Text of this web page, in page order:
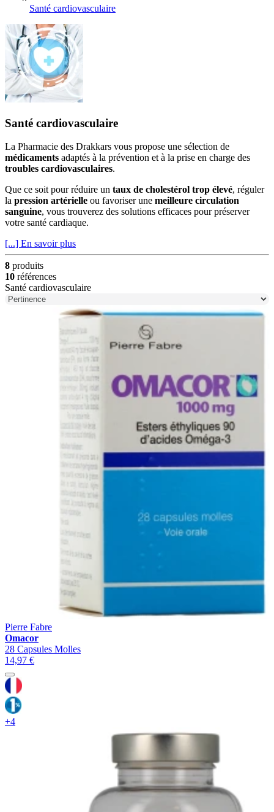
Santé cardiovasculaire
Santé cardiovasculaire
La Pharmacie des Drakkars vous propose une sélection de
médicaments adaptés à la prévention et à la prise en charge des
troubles cardiovasculaires.
Que ce soit pour réduire un taux de cholestérol trop élevé, réguler
la pression artérielle ou favoriser une meilleure circulation
sanguine, vous trouverez des solutions efficaces pour préserver
votre santé cardiaque.
[...] En savoir plus
8 produits
10 références
Santé cardiovasculaire
Pierre Fabre
Omacor
28 Capsules Molles
14,97 €
+4